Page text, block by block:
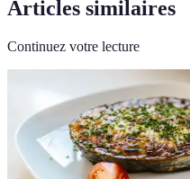
Articles similaires
Continuez votre lecture